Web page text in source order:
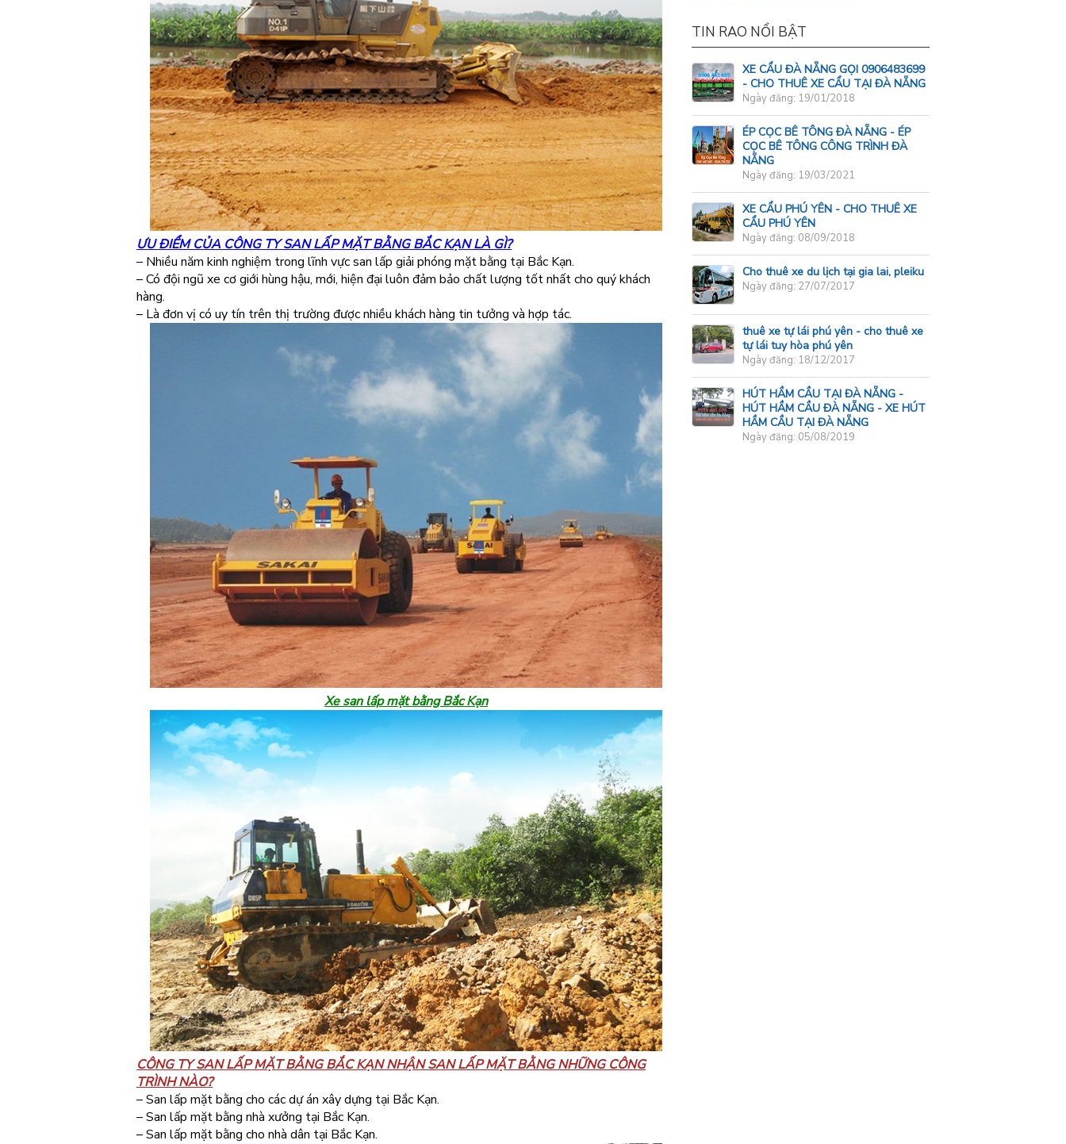
ƯU ĐIỂM CỦA CÔNG TY SAN LẤP MẶT BẰNG BẮC KẠN LÀ GÌ?
– Nhiều năm kinh nghiệm trong lĩnh vực san lấp giải phóng mặt bằng tại Bắc Kạn.
– Có đội ngũ xe cơ giới hùng hậu, mới, hiện đại luôn đảm bảo chất lượng tốt nhất cho quý khách
hàng.
– Là đơn vị có uy tín trên thị trường được nhiều khách hàng tin tưởng và hợp tác.
Xe san lấp mặt bằng Bắc Kạn
CÔNG TY SAN LẤP MẶT BẰNG BẮC KẠN NHẬN SAN LẤP MẶT BẰNG NHỮNG CÔNG
TRÌNH NÀO?
– San lấp mặt bằng cho các dự án xây dựng tại Bắc Kạn.
– San lấp mặt bằng nhà xưởng tại Bắc Kạn.
– San lấp mặt bằng cho nhà dân tại Bắc Kạn.
TIN RAO NỔI BẬT
XE CẨU ĐÀ NẴNG GỌI 0906483699
- CHO THUÊ XE CẨU TẠI ĐÀ NẴNG
Ngày đăng: 19/01/2018
ÉP CỌC BÊ TÔNG ĐÀ NẴNG - ÉP
CỌC BÊ TÔNG CÔNG TRÌNH ĐÀ
NẴNG
Ngày đăng: 19/03/2021
XE CẨU PHÚ YÊN - CHO THUÊ XE
CẨU PHÚ YÊN
Ngày đăng: 08/09/2018
Cho thuê xe du lịch tại gia lai, pleiku
Ngày đăng: 27/07/2017
thuê xe tự lái phú yên - cho thuê xe
tự lái tuy hòa phú yên
Ngày đăng: 18/12/2017
HÚT HẦM CẦU TẠI ĐÀ NẴNG -
HÚT HẦM CẦU ĐÀ NẴNG - XE HÚT
HẦM CẦU TẠI ĐÀ NẴNG
Ngày đăng: 05/08/2019